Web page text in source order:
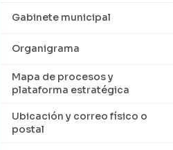
Gabinete municipal
Organigrama
Mapa de procesos y
plataforma estratégica
Ubicación y correo físico o
postal